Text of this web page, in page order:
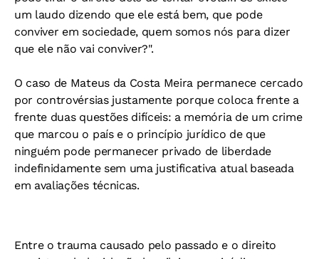
um laudo dizendo que ele está bem, que pode
conviver em sociedade, quem somos nós para dizer
que ele não vai conviver?".
O caso de Mateus da Costa Meira permanece cercado
por controvérsias justamente porque coloca frente a
frente duas questões difíceis: a memória de um crime
que marcou o país e o princípio jurídico de que
ninguém pode permanecer privado de liberdade
indefinidamente sem uma justificativa atual baseada
em avaliações técnicas.
Entre o trauma causado pelo passado e o direito